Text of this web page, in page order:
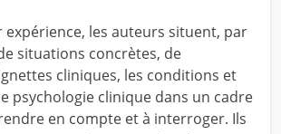
les auteurs situent, par
situations concrètes, de
cliniques, les conditions et
psychologie clinique dans un cadre
en compte et à interroger. Ils